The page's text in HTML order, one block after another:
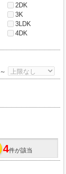
2DK
3K
3LDK
4DK
～
4件が該当